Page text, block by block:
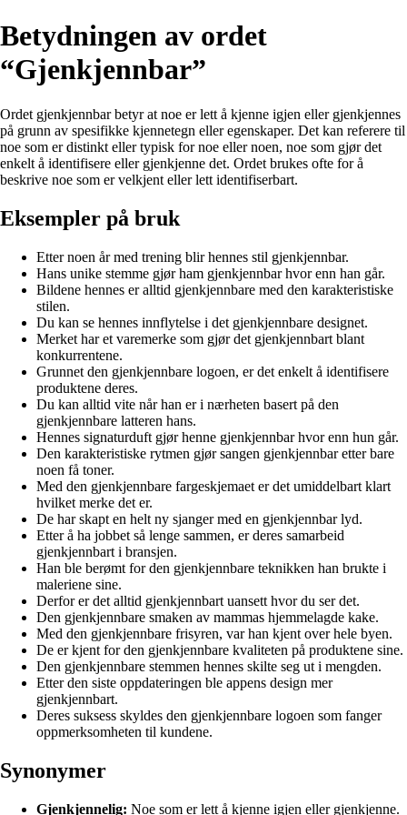
Betydningen av ordet
“Gjenkjennbar”
Ordet gjenkjennbar betyr at noe er lett å kjenne igjen eller gjenkjennes
på grunn av spesifikke kjennetegn eller egenskaper. Det kan referere til
noe som er distinkt eller typisk for noe eller noen, noe som gjør det
enkelt å identifisere eller gjenkjenne det. Ordet brukes ofte for å
beskrive noe som er velkjent eller lett identifiserbart.
Eksempler på bruk
Etter noen år med trening blir hennes stil gjenkjennbar.
Hans unike stemme gjør ham gjenkjennbar hvor enn han går.
Bildene hennes er alltid gjenkjennbare med den karakteristiske
stilen.
Du kan se hennes innflytelse i det gjenkjennbare designet.
Merket har et varemerke som gjør det gjenkjennbart blant
konkurrentene.
Grunnet den gjenkjennbare logoen, er det enkelt å identifisere
produktene deres.
Du kan alltid vite når han er i nærheten basert på den
gjenkjennbare latteren hans.
Hennes signaturduft gjør henne gjenkjennbar hvor enn hun går.
Den karakteristiske rytmen gjør sangen gjenkjennbar etter bare
noen få toner.
Med den gjenkjennbare fargeskjemaet er det umiddelbart klart
hvilket merke det er.
De har skapt en helt ny sjanger med en gjenkjennbar lyd.
Etter å ha jobbet så lenge sammen, er deres samarbeid
gjenkjennbart i bransjen.
Han ble berømt for den gjenkjennbare teknikken han brukte i
maleriene sine.
Derfor er det alltid gjenkjennbart uansett hvor du ser det.
Den gjenkjennbare smaken av mammas hjemmelagde kake.
Med den gjenkjennbare frisyren, var han kjent over hele byen.
De er kjent for den gjenkjennbare kvaliteten på produktene sine.
Den gjenkjennbare stemmen hennes skilte seg ut i mengden.
Etter den siste oppdateringen ble appens design mer
gjenkjennbart.
Deres suksess skyldes den gjenkjennbare logoen som fanger
oppmerksomheten til kundene.
Synonymer
Gjenkjennelig: Noe som er lett å kjenne igjen eller gjenkjenne.